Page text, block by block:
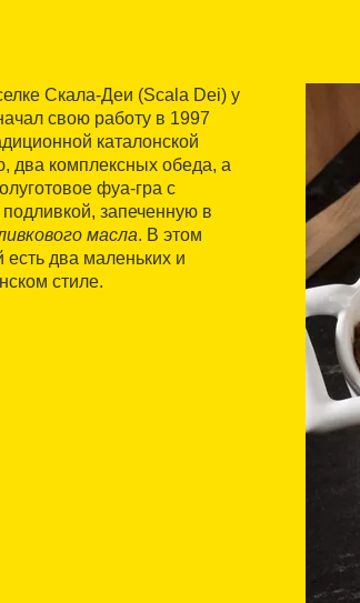
Скала-Деи (Scala Dei) у
свою работу в 1997
каталонской
два комплексных обеда, а
фуа-гра с
запеченную в
масла. В этом
два маленьких и
стиле.